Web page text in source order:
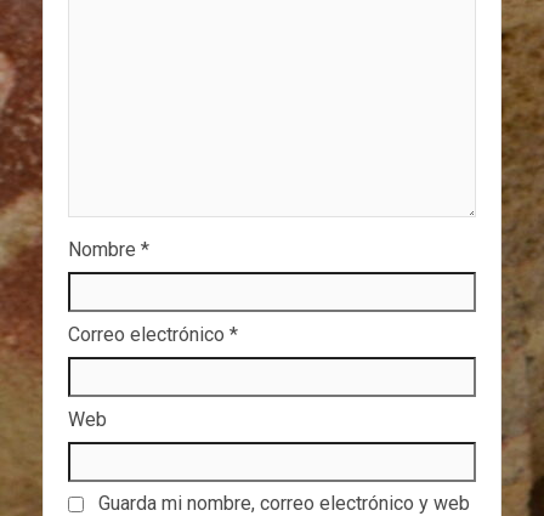
Nombre *
Correo electrónico *
Web
Guarda mi nombre, correo electrónico y web